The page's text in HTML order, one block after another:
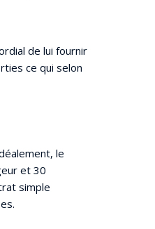
de lui fournir
ce qui selon
le
et 30
simple